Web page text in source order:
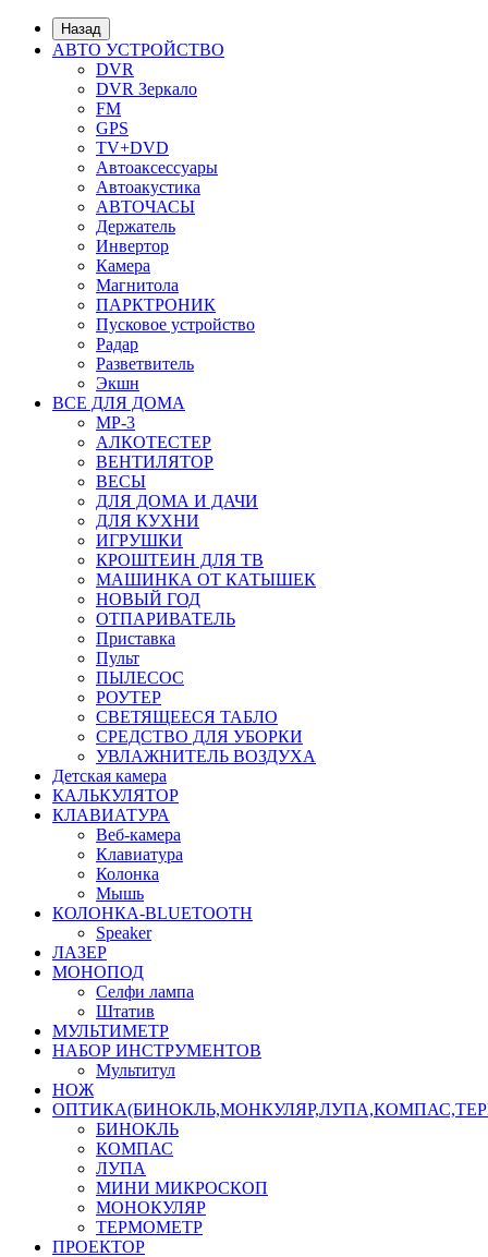
Назад
АВТО УСТРОЙСТВО
DVR
DVR Зеркало
FM
GPS
TV+DVD
Автоаксессуары
Автоакустика
АВТОЧАСЫ
Держатель
Инвертор
Камера
Магнитола
ПАРКТРОНИК
Пусковое устройство
Радар
Разветвитель
Экшн
ВСЕ ДЛЯ ДОМА
MP-3
АЛКОТЕСТЕР
ВЕНТИЛЯТОР
ВЕСЫ
ДЛЯ ДОМА И ДАЧИ
ДЛЯ КУХНИ
ИГРУШКИ
КРОШТЕИН ДЛЯ ТВ
МАШИНКА ОТ КАТЫШЕК
НОВЫЙ ГОД
ОТПАРИВАТЕЛЬ
Приставка
Пульт
ПЫЛЕСОС
РОУТЕР
СВЕТЯЩЕЕСЯ ТАБЛО
СРЕДСТВО ДЛЯ УБОРКИ
УВЛАЖНИТЕЛЬ ВОЗДУХА
Детская камера
КАЛЬКУЛЯТОР
КЛАВИАТУРА
Веб-камера
Клавиатура
Колонка
Мышь
КОЛОНКА-BLUETOOTH
Speaker
ЛАЗЕР
МОНОПОД
Селфи лампа
Штатив
МУЛЬТИМЕТР
НАБОР ИНСТРУМЕНТОВ
Мультитул
НОЖ
БИНОКЛЬ
КОМПАС
ЛУПА
МИНИ МИКРОСКОП
МОНОКУЛЯР
ТЕРМОМЕТР
ПРОЕКТОР